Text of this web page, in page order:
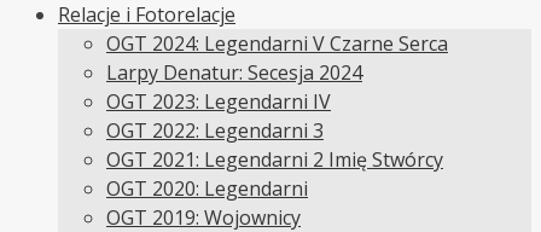
Relacje i Fotorelacje
OGT 2024: Legendarni V Czarne Serca
Larpy Denatur: Secesja 2024
OGT 2023: Legendarni IV
OGT 2022: Legendarni 3
OGT 2021: Legendarni 2 Imię Stwórcy
OGT 2020: Legendarni
OGT 2019: Wojownicy